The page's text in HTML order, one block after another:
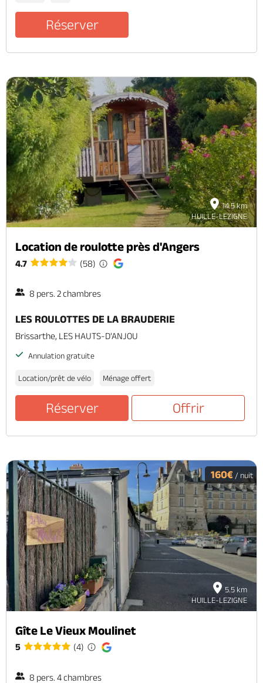
Réserver
14.5 km
HUILLE-LEZIGNE
Location de roulotte près d'Angers
4.7 (58)
8 pers. 2 chambres
LES ROULOTTES DE LA BRAUDERIE
Brissarthe, LES HAUTS-D'ANJOU
Annulation gratuite
Location/prêt de vélo Ménage offert
Réserver Offrir
5.5 km
HUILLE-LEZIGNE
160€ / nuit
Gîte Le Vieux Moulinet
5 (4)
8 pers. 4 chambres